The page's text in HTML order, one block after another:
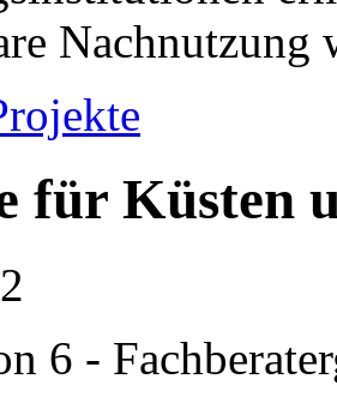
Nachnutzung
für Küsten
6 -